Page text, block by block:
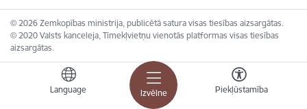
Izvēlne
Language Piekļūstamība
© 2026 Zemkopības ministrija, publicētā satura visas tiesības aizsargātas.
© 2020 Valsts kanceleja, Tīmekļvietņu vienotās platformas visas tiesības
aizsargātas.